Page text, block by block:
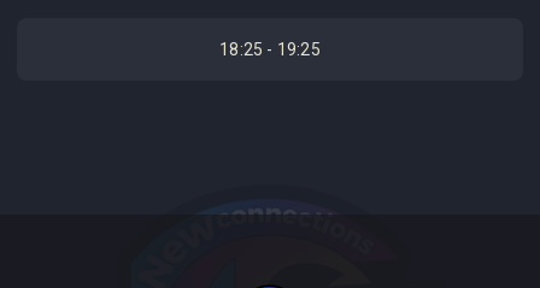
18:25 - 19:25